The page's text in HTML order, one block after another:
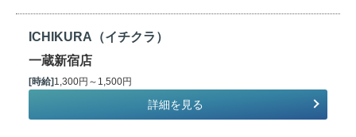
ICHIKURA（イチクラ）
一蔵新宿店
[時給] 1,300円～1,500円
詳細を見る